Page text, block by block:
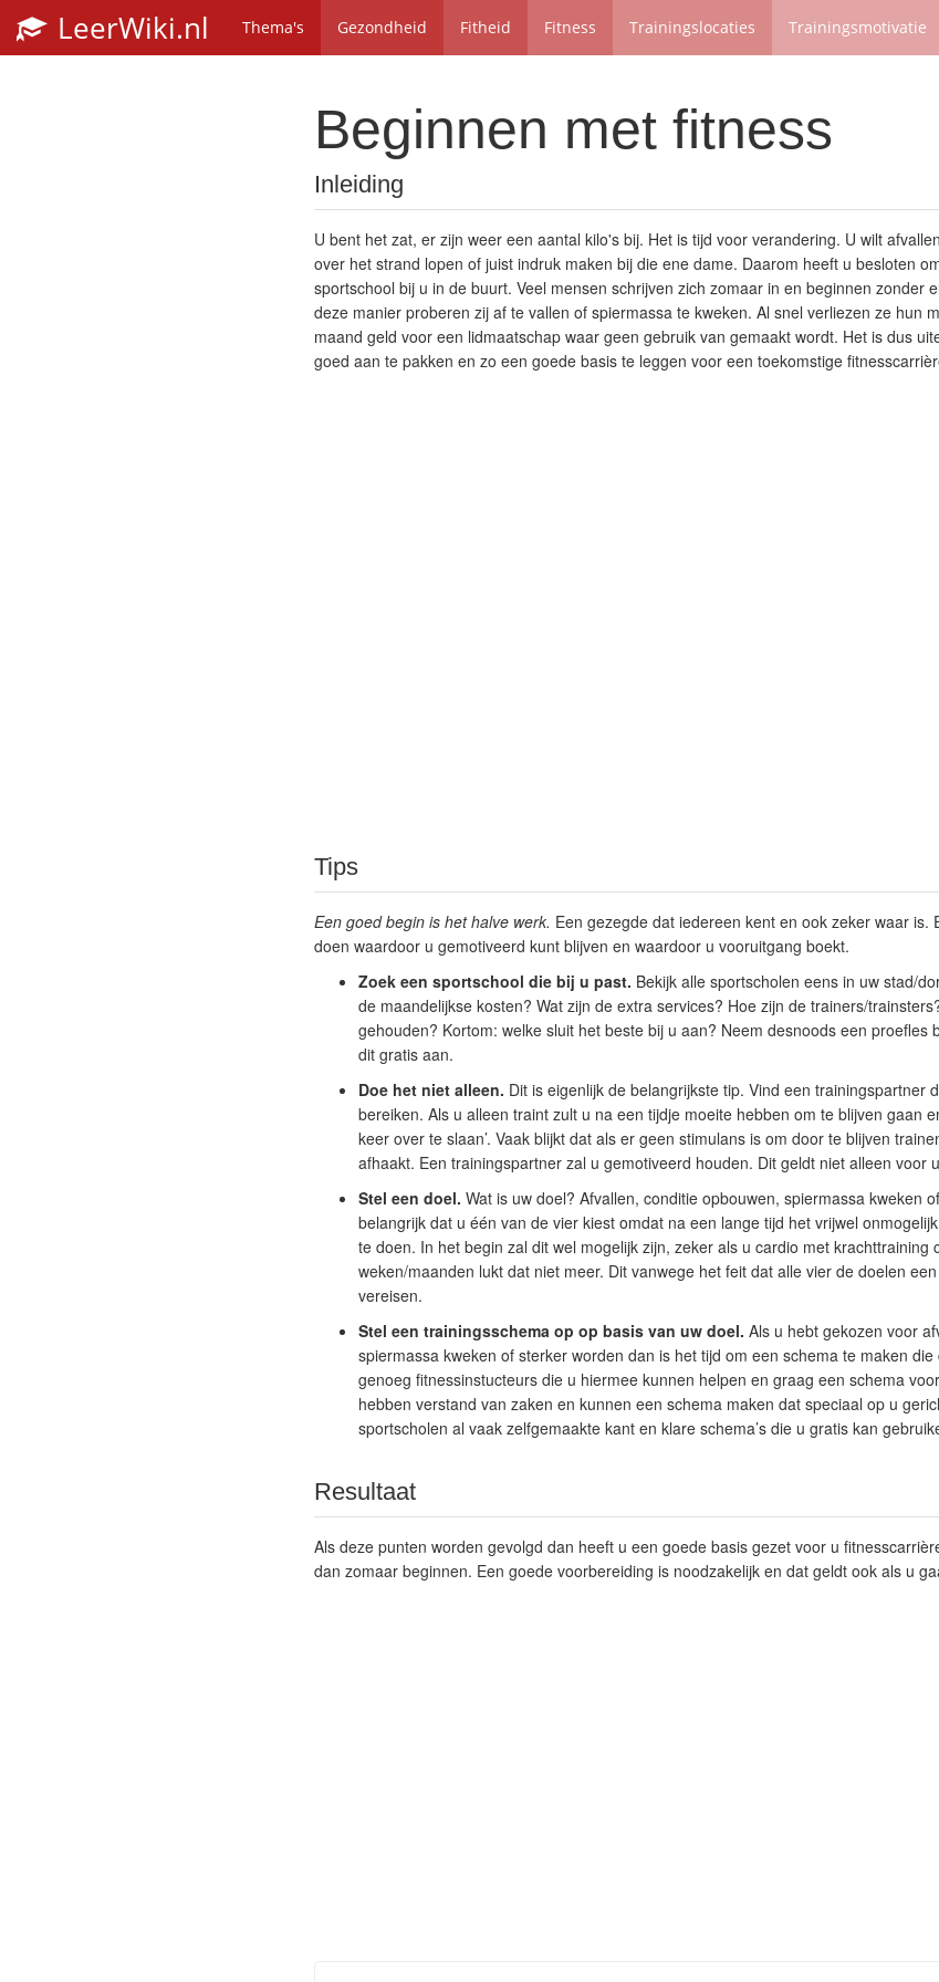
LeerWiki.nl Thema's Gezondheid Fitheid Fitness Trainingslocaties Trainingsmotivatie
Beginnen met fitness
Inleiding
U bent het zat, er zijn weer een aantal kilo's bij. Het is tijd voor verandering. U wilt
over het strand lopen of juist indruk maken bij die ene dame. Daarom heeft u besloten
sportschool bij u in de buurt. Veel mensen schrijven zich zomaar in en beginnen zonder
deze manier proberen zij af te vallen of spiermassa te kweken. Al snel verliezen ze hun
maand geld voor een lidmaatschap waar geen gebruik van gemaakt wordt. Het is dus
goed aan te pakken en zo een goede basis te leggen voor een toekomstige
Tips
Een goed begin is het halve werk. Een gezegde dat iedereen kent en ook zeker waar is.
doen waardoor u gemotiveerd kunt blijven en waardoor u vooruitgang boekt.
Zoek een sportschool die bij u past. Bekijk alle sportscholen eens in uw stad/
de maandelijkse kosten? Wat zijn de extra services? Hoe zijn de trainers/
gehouden? Kortom: welke sluit het beste bij u aan? Neem desnoods een proefles
dit gratis aan.
Doe het niet alleen. Dit is eigenlijk de belangrijkste tip. Vind een trainingspartner
bereiken. Als u alleen traint zult u na een tijdje moeite hebben om te blijven gaan
keer over te slaan’. Vaak blijkt dat als er geen stimulans is om door te blijven
afhaakt. Een trainingspartner zal u gemotiveerd houden. Dit geldt niet alleen voor
Stel een doel. Wat is uw doel? Afvallen, conditie opbouwen, spiermassa kweken
belangrijk dat u één van de vier kiest omdat na een lange tijd het vrijwel
te doen. In het begin zal dit wel mogelijk zijn, zeker als u cardio met krachttraining
weken/maanden lukt dat niet meer. Dit vanwege het feit dat alle vier de doelen
vereisen.
Stel een trainingsschema op op basis van uw doel. Als u hebt gekozen voor
spiermassa kweken of sterker worden dan is het tijd om een schema te maken
genoeg fitnessinstucteurs die u hiermee kunnen helpen en graag een schema
hebben verstand van zaken en kunnen een schema maken dat speciaal op u
sportscholen al vaak zelfgemaakte kant en klare schema’s die u gratis kan
Resultaat
Als deze punten worden gevolgd dan heeft u een goede basis gezet voor u
dan zomaar beginnen. Een goede voorbereiding is noodzakelijk en dat geldt ook als u